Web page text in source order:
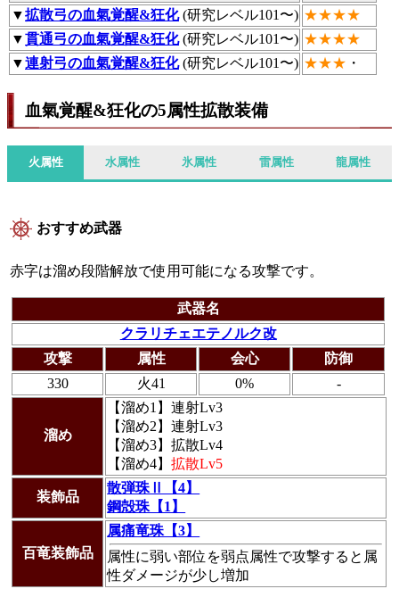
▼拡散弓の血氣覚醒&狂化(研究レベル101〜) ★★★★
▼貫通弓の血氣覚醒&狂化(研究レベル101〜) ★★★★
▼連射弓の血氣覚醒&狂化(研究レベル101〜) ★★★ ・
血氣覚醒&狂化の5属性拡散装備
火属性 水属性 氷属性 雷属性 龍属性
おすすめ武器
赤字は溜め段階解放で使用可能になる攻撃です。
武器名
クラリチェエテノルク改
攻撃
属性 会心
防御
330
火41 0% -
溜め
【溜め1】連射Lv3
【溜め2】連射Lv3
【溜め3】拡散Lv4
【溜め4】拡散Lv5
装飾品
散弾珠Ⅱ【4】
鋼殻珠【1】
百竜装飾品
属痛竜珠【3】
属性に弱い部位を弱点属性で攻撃すると属
性ダメージが少し増加